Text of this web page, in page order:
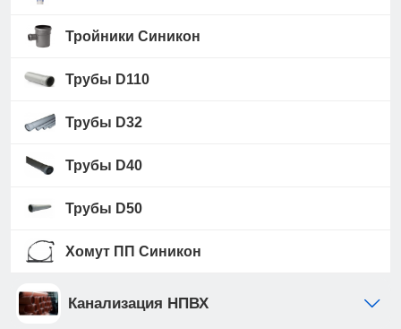
Тройники Синикон
Трубы D110
Трубы D32
Трубы D40
Трубы D50
Хомут ПП Синикон
Канализация НПВХ